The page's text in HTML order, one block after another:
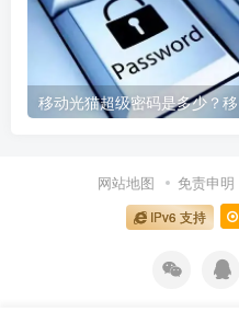
网站地图 免责申明
IPv6 支持